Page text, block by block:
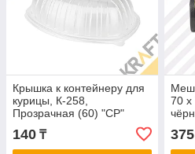
Крышка к контейнеру для
курицы, К-258,
Прозрачная (60) "CP"
140 ₸
70
375